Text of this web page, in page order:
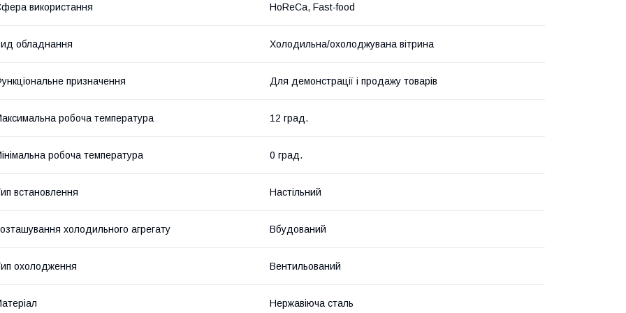
використання HoReCa, Fast-food
обладнання Холодильна/охолоджувана вітрина
призначення Для демонстрації і продажу товарів
робоча температура 12 град.
робоча температура 0 град.
встановлення Настільний
холодильного агрегату Вбудований
охолодження Вентильований
Нержавіюча сталь